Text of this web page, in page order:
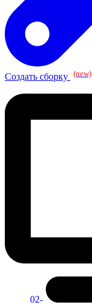
Создать сборку (new)
02-